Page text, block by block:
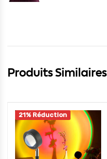
Produits Similaires
21% Réduction